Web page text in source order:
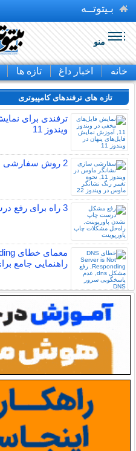
بـیتوتــه
منو
خانه اخبار داغ تازه ها
تازه های ترفندهای کامپیوتری
ترفندی برای
ویندوز 11
2 روش سفارشی سازی نشانگر ماوس در ویندوز 11
3 راه برای رفع درست چاپ نشدن پاورپوینت
راهنمایی جامع